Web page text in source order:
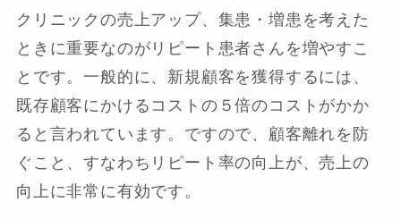
クリニックの売上アップ、集患・増患を考えた
ときに重要なのがリピート患者さんを増やすこ
とです。一般的に、新規顧客を獲得するには、
既存顧客にかけるコストの５倍のコストがかか
ると言われています。ですので、顧客離れを防
ぐこと、すなわちリピート率の向上が、売上の
向上に非常に有効です。